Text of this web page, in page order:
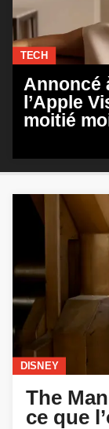
DISNEY
The
ce que
TECH
Annoncé
l’Apple
moitié